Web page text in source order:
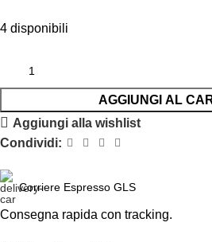
4 disponibili
AGGIUNGI AL
Aggiungi alla wishlist
Condividi:
Corriere Espresso GLS
Consegna rapida con tracking.